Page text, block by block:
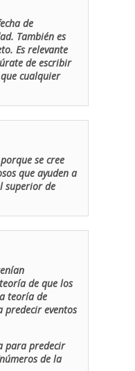
de
También es
Es relevante
de escribir
cualquier
se cree
que ayuden a
superior de
de que los
teoría de
predecir eventos
para predecir
de la